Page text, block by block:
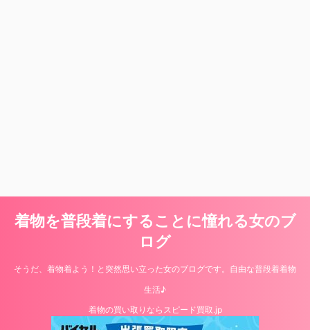
着物を普段着にすることに憧れる女のブ
ログ
そうだ、着物着よう！と突然思い立った女のブログです。自由な普段着着物
生活♪
着物の買い取りならスピード買取.jp